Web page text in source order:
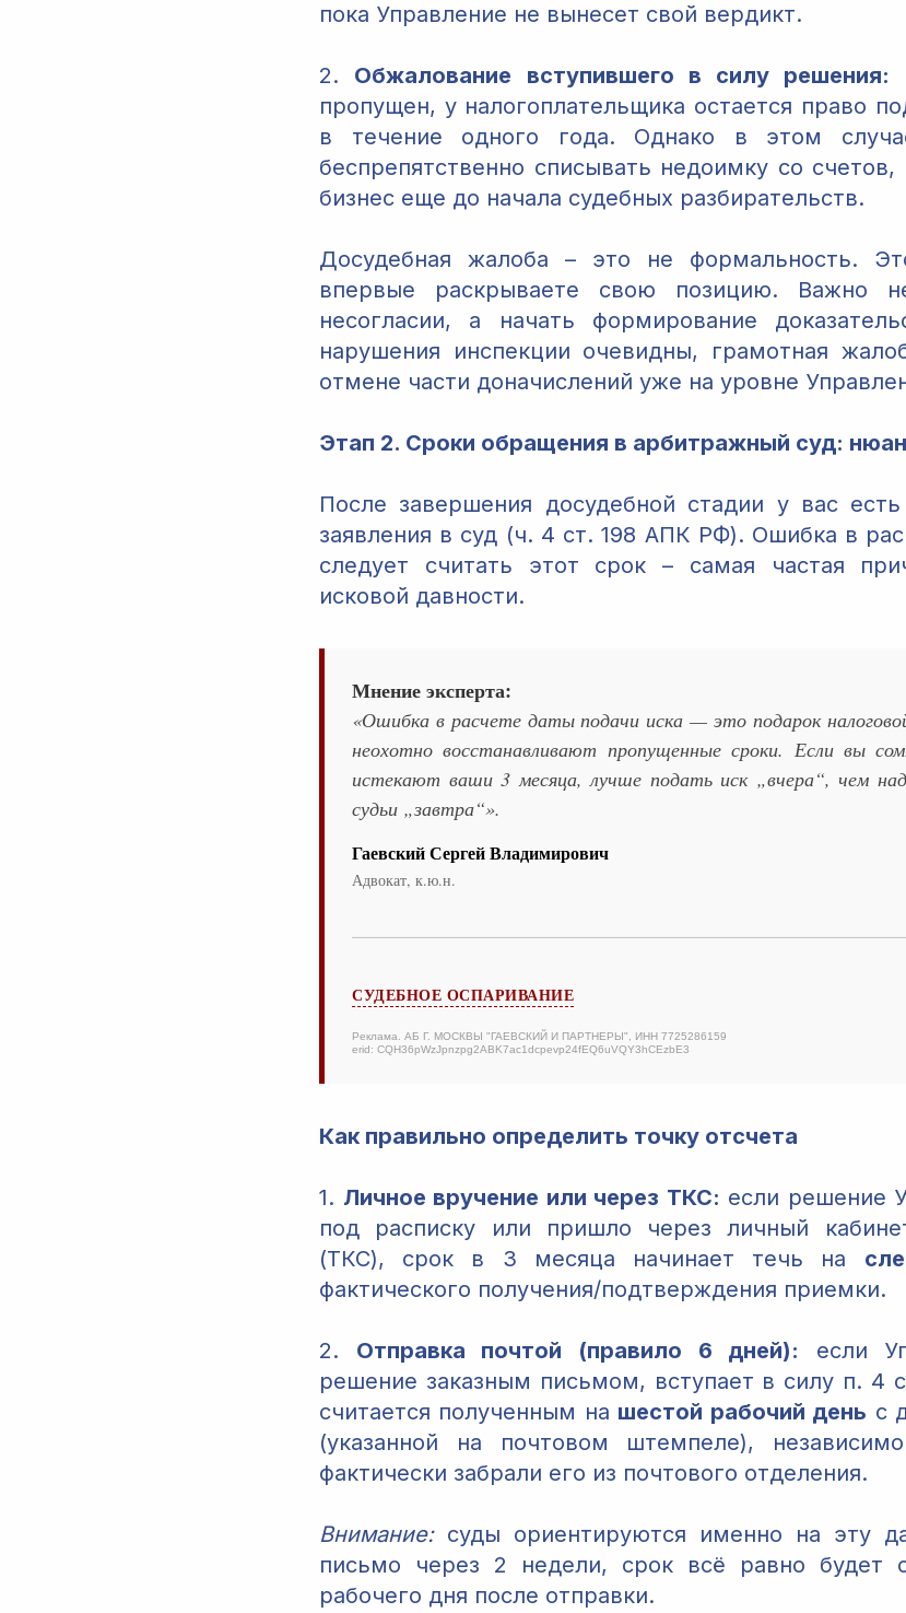
пока Управление не вынесет свой вердикт.
2. Обжалование вступившего в силу решения:
пропущен, у налогоплательщика остается право
в течение одного года. Однако в этом
беспрепятственно списывать недоимку со счетов,
бизнес еще до начала судебных разбирательств.
Досудебная жалоба – это не формальность.
впервые раскрываете свою позицию. Важно
несогласии, а начать формирование
нарушения инспекции очевидны, грамотная
отмене части доначислений уже на уровне
Этап 2. Сроки обращения в арбитражный суд:
После завершения досудебной стадии у вас есть
заявления в суд (ч. 4 ст. 198 АПК РФ). Ошибка в
следует считать этот срок – самая частая
исковой давности.
Мнение эксперта:
«Ошибка в расчете даты подачи иска — это подарок
неохотно восстанавливают пропущенные сроки. Если вы
истекают ваши 3 месяца, лучше подать иск „вчера“, чем
судьи „завтра“».
Гаевский Сергей Владимирович
Адвокат, к.ю.н.
СУДЕБНОЕ ОСПАРИВАНИЕ
Реклама. АБ Г. МОСКВЫ "ГАЕВСКИЙ И ПАРТНЕРЫ", ИНН 7725286159
erid: CQH36pWzJpnzpg2ABK7ac1dcpevp24fEQ6uVQY3hCEzbE3
Как правильно определить точку отсчета
1. Личное вручение или через ТКС: если решение
под расписку или пришло через личный
(ТКС), срок в 3 месяца начинает течь на
фактического получения/подтверждения приемки.
2. Отправка почтой (правило 6 дней): если
решение заказным письмом, вступает в силу п. 4
считается полученным на шестой рабочий день с
(указанной на почтовом штемпеле),
фактически забрали его из почтового отделения.
Внимание:суды ориентируются именно на эту
письмо через 2 недели, срок всё равно будет
рабочего дня после отправки.